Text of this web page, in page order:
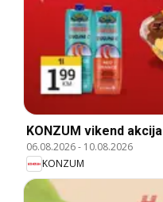
KONZUM vikend akcija
06.08.2026- 10.08.2026
KONZUM